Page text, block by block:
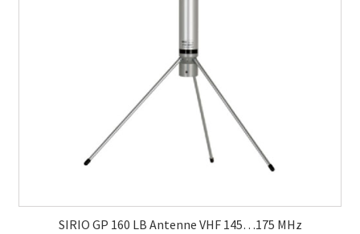
SIRIO GP 160 LB Antenne VHF 145…175 MHz